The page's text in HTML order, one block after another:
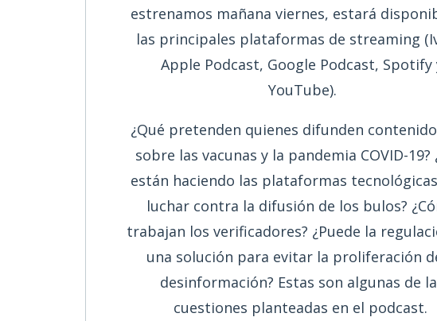
estrenamos mañana viernes, estará
las principales plataformas de streaming
Apple Podcast, Google Podcast, Spotify
YouTube).
¿Qué pretenden quienes difunden
sobre las vacunas y la pandemia COVID-19?
están haciendo las plataformas
luchar contra la difusión de los bulos?
trabajan los verificadores? ¿Puede la
una solución para evitar la proliferación
desinformación? Estas son algunas de
cuestiones planteadas en el podcast.